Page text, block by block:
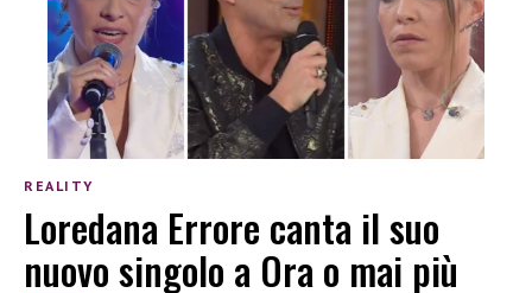
REALITY
Loredana Errore canta il suo
nuovo singolo a Ora o mai più